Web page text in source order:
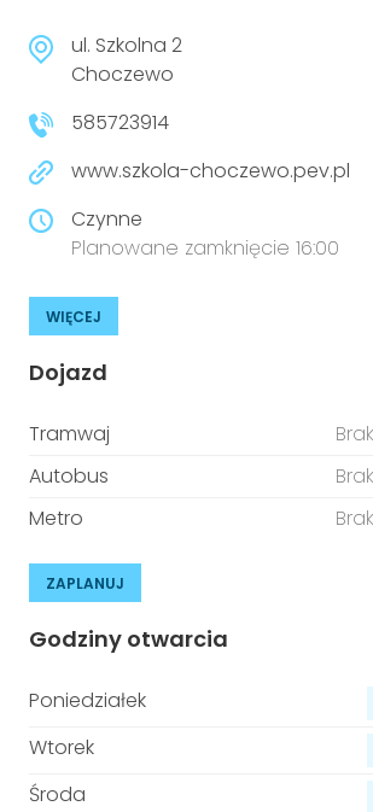
ul. Szkolna 2
Choczewo
585723914
www.szkola-choczewo.pev.pl
Czynne
Planowane zamknięcie 16:00
WIĘCEJ
Dojazd
Tramwaj
Autobus
Metro
ZAPLANUJ
Godziny otwarcia
Poniedziałek
Wtorek
Środa